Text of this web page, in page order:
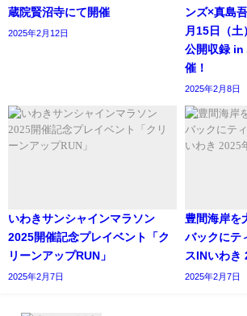
蔵院賢沼寺にて開催
2025年2月12日
ンズ×真島
月15日（
公開収録 in
催！
2025年2月8日
いわきサンシャインマラソン
2025開催記念プレイベント「ク
リーンアップRUN」
2025年2月7日
豊間海岸を
バックにテ
スINいわき
2025年2月7日